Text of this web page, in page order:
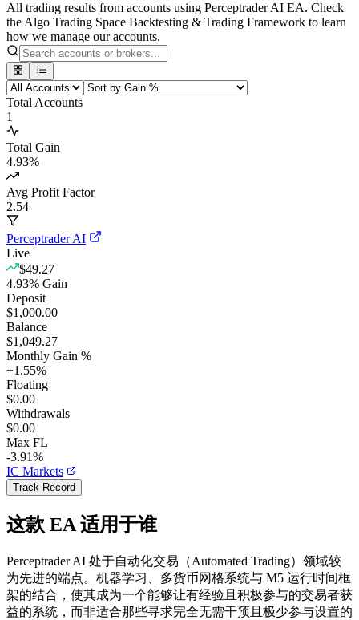
All trading results from accounts using Perceptrader AI EA. Check
the Algo Trading Space Backtesting & Trading Framework to learn
how we manage our accounts.
Total Accounts
1
Total Gain
4.93%
Avg Profit Factor
2.54
Perceptrader AI
Live
$49.27
4.93% Gain
Deposit
$1,000.00
Balance
$1,049.27
Monthly Gain %
+1.55%
Floating
$0.00
Withdrawals
$0.00
Max FL
-3.91%
IC Markets
Track Record
这款 EA 适用于谁
Perceptrader AI 处于自动化交易（Automated Trading）领域较
为先进的端点。机器学习、多货币网格系统与 M5 运行时间框
架的结合，使其成为一个能够让有经验且积极参与的交易者获
益的系统，而非适合那些寻求完全无需干预且极少参与设置的